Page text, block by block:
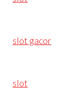
slot gacor
slot